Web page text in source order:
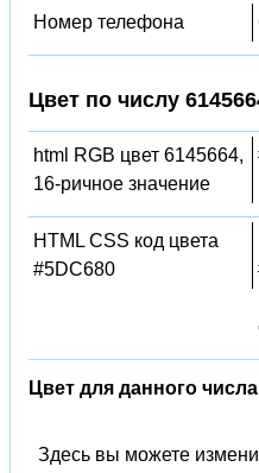
Номер телефона
Цвет по числу
html RGB цвет 6145664,
16-ричное значение
HTML CSS код цвета
#5DC680
Цвет для данного
Здесь вы можете